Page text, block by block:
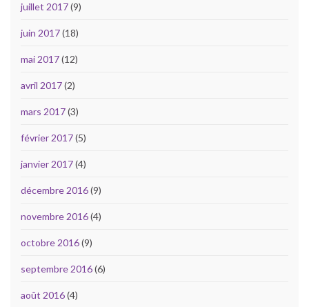
juillet 2017(9)
juin 2017(18)
mai 2017(12)
avril 2017(2)
mars 2017(3)
février 2017(5)
janvier 2017(4)
décembre 2016(9)
novembre 2016(4)
octobre 2016(9)
septembre 2016(6)
août 2016(4)